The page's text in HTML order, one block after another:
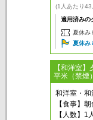
(1人あたり
適用済みの
夏休み
夏休み
【和洋室
平米（禁煙）
和洋室・
【食事】
【人数】1